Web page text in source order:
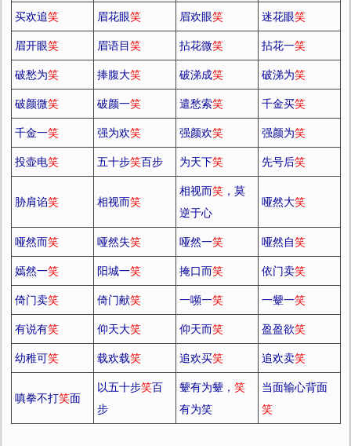
买欢追笑 眉花眼笑 眉欢眼笑 迷花眼笑
眉开眼笑 眉语目笑 拈花微笑 拈花一笑
破愁为笑 捧腹大笑 破涕成笑 破涕为笑
破颜微笑 破颜一笑 遣愁索笑 千金买笑
千金一笑 强为欢笑 强颜欢笑 强颜为笑
投壶电笑 五十步笑百步 为天下笑 先号后笑
胁肩谄笑 相视而笑
相视而笑 ，莫
逆于心
哑然大笑
哑然而笑 哑然失笑 哑然一笑 哑然自笑
嫣然一笑 阳城一笑 掩口而笑 依门卖笑
倚门卖笑 倚门献笑 一嚬一笑 一颦一笑
有说有笑 仰天大笑 仰天而笑 盈盈欲笑
幼稚可笑 载欢载笑 追欢买笑 追欢卖笑
嗔拳不打笑面
以五十步笑百
步
颦有为颦， 笑
有为笑
当面输心背面
笑